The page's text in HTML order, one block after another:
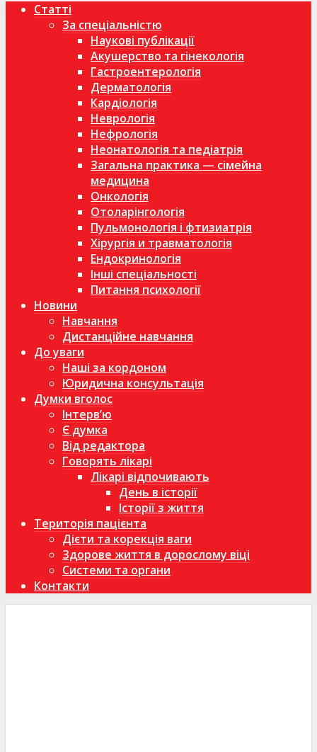
Статті
За спеціальністю
Наукові публікації
Акушерство та гінекологія
Гастроентерологія
Дерматологія
Кардіологія
Неврологія
Нефрологія
Неонатологія та педіатрія
Загальна практика — сімейна
медицина
Онкологія
Отоларінгологія
Пульмонологія і фтизиатрія
Хірургія и травматологія
Ендокринологія
Інші спеціальності
Питання психології
Новини
Навчання
Дистанційне навчання
До уваги
Наші за кордоном
Юридична консультація
Думки вголос
Інтерв’ю
Є думка
Від редактора
Говорять лікарі
Лікарі відпочивають
День в історії
Історії з життя
Територія пацієнта
Дієти та корекція ваги
Здорове життя в дорослому віці
Системи та органи
Контакти